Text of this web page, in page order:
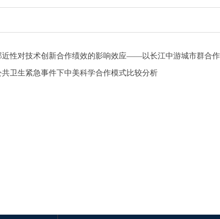
近性对技术创新合作绩效的影响效应——以长江中游城市群合
共卫生紧急事件下中美科学合作模式比较分析